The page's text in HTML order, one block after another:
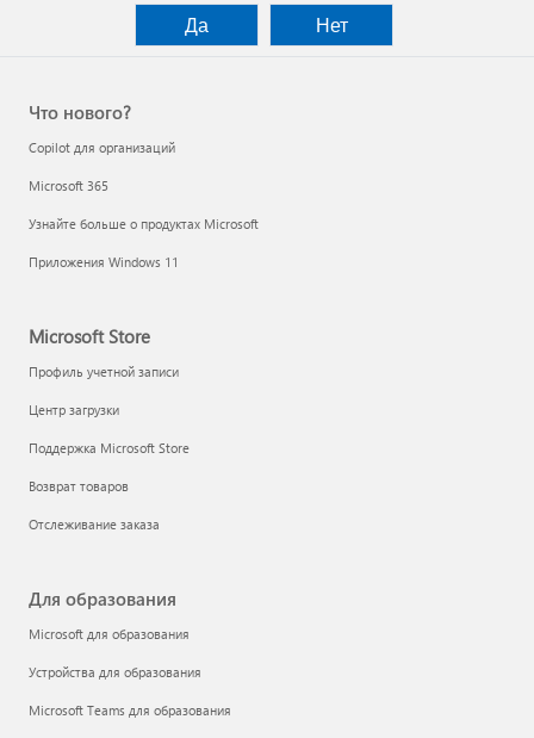
Да
Нет
Что нового?
Copilot для организаций
Microsoft 365
Узнайте больше о продуктах Microsoft
Приложения Windows 11
Microsoft Store
Профиль учетной записи
Центр загрузки
Поддержка Microsoft Store
Возврат товаров
Отслеживание заказа
Для образования
Microsoft для образования
Устройства для образования
Microsoft Teams для образования